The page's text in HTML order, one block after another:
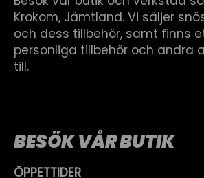
Krokom, Jämtland. Vi säljer
och dess tillbehör, samt finns
personliga tillbehör och andra
till.
BESÖK VÅR BUTIK
ÖPPETTIDER